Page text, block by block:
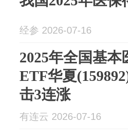
经参 2026-07-16
2025年全国基
ETF华夏
击3连涨
有连云 2026-07-16